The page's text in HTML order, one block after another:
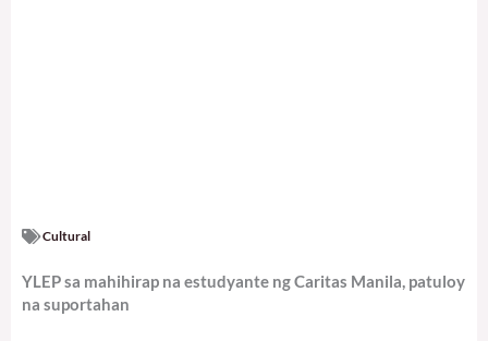
Cultural
YLEP sa mahihirap na estudyante ng Caritas Manila, patuloy
na suportahan